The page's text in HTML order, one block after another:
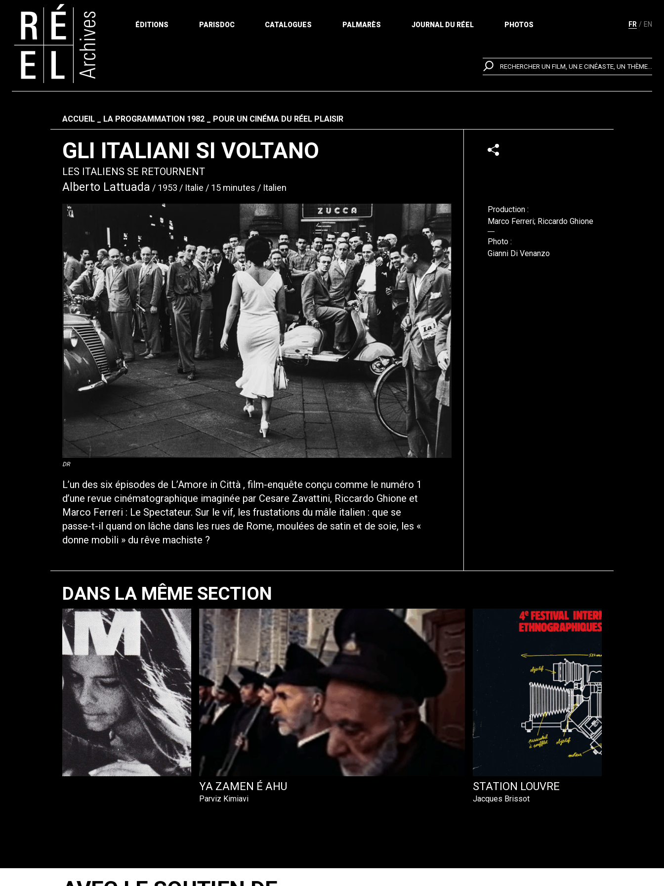
FR EN
ÉDITIONS PARISDOC CATALOGUES PALMARÈS JOURNAL DU RÉEL PHOTOS
RECHERCHER UN FILM, UN.E CINÉASTE, UN THÈME...
Fil d'ariane
ACCUEIL LA PROGRAMMATION 1982 POUR UN CINÉMA DU RÉEL PLAISIR
GLI ITALIANI SI VOLTANO
LES ITALIENS SE RETOURNENT
Alberto Lattuada 1953 Italie 15 minutes Italien
DR
L’un des six épisodes de L’Amore in Città , film-enquête conçu comme le numéro 1
d’une revue cinématographique imaginée par Cesare Zavattini, Riccardo Ghione et
Marco Ferreri : Le Spectateur. Sur le vif, les frustations du mâle italien : que se
passe-t-il quand on lâche dans les rues de Rome, moulées de satin et de soie, les «
donne mobili » du rêve machiste ?
Production :
Marco Ferreri; Riccardo Ghione
Photo :
Gianni Di Venanzo
DANS LA MÊME SECTION
YA ZAMEN É AHU
Parviz Kimiavi
STATION LOUVRE
Jacques Brissot